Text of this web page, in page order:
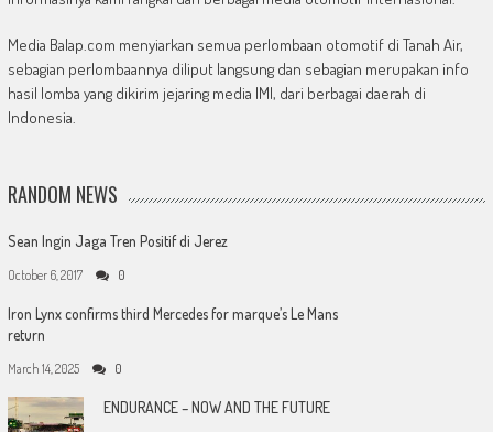
Media Balap.com menyiarkan semua perlombaan otomotif di Tanah Air,
sebagian perlombaannya diliput langsung dan sebagian merupakan info
hasil lomba yang dikirim jejaring media IMI, dari berbagai daerah di
Indonesia.
RANDOM NEWS
Sean Ingin Jaga Tren Positif di Jerez
October 6, 2017 0
Iron Lynx confirms third Mercedes for marque’s Le Mans
return
March 14, 2025 0
ENDURANCE – NOW AND THE FUTURE